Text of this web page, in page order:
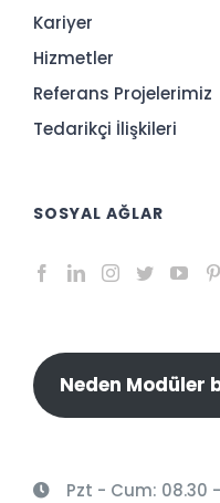
Kariyer
Hizmetler
Referans Projelerimiz
Tedarikçi İlişkileri
SOSYAL AĞLAR
Neden Modüler
Pzt - Cum: 08.30 -